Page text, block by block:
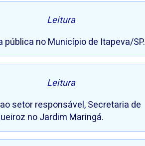
Leitura
no Município de Itapeva/SP.
Leitura
setor responsável, Secretaria de
no Jardim Maringá.